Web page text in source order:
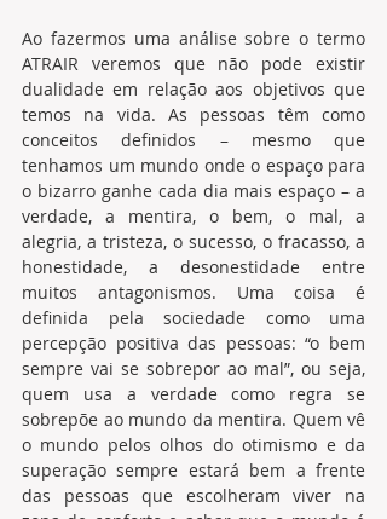
Ao fazermos uma análise sobre o termo
ATRAIR veremos que não pode existir
dualidade em relação aos objetivos que
temos na vida. As pessoas têm como
conceitos definidos – mesmo que
tenhamos um mundo onde o espaço para
o bizarro ganhe cada dia mais espaço – a
verdade, a mentira, o bem, o mal, a
alegria, a tristeza, o sucesso, o fracasso, a
honestidade, a desonestidade entre
muitos antagonismos. Uma coisa é
definida pela sociedade como uma
percepção positiva das pessoas: “o bem
sempre vai se sobrepor ao mal”, ou seja,
quem usa a verdade como regra se
sobrepõe ao mundo da mentira. Quem vê
o mundo pelos olhos do otimismo e da
superação sempre estará bem a frente
das pessoas que escolheram viver na